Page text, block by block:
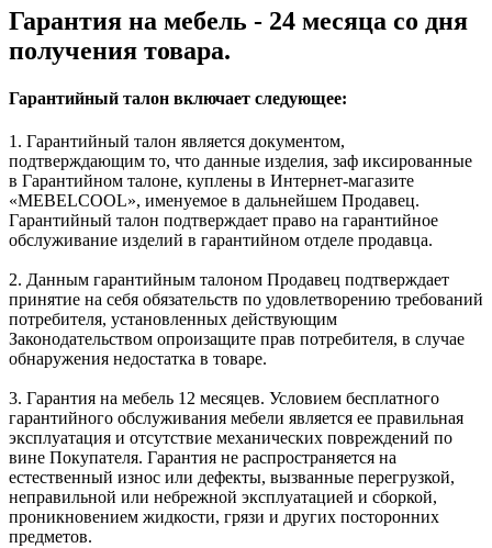
Гарантия на мебель - 24 месяца со дня
получения товара.
Гарантийный талон включает следующее:
1. Гарантийный талон является документом,
подтверждающим то, что данные изделия, заф иксированные
в Гарантийном талоне, куплены в Интернет-магазите
«MEBELCOOL», именуемое в дальнейшем Продавец.
Гарантийный талон подтверждает право на гарантийное
обслуживание изделий в гарантийном отделе продавца.
2. Данным гарантийным талоном Продавец подтверждает
принятие на себя обязательств по удовлетворению требований
потребителя, установленных действующим
Законодательством опроизащите прав потребителя, в случае
обнаружения недостатка в товаре.
3. Гарантия на мебель 12 месяцев. Условием бесплатного
гарантийного обслуживания мебели является ее правильная
эксплуатация и отсутствие механических повреждений по
вине Покупателя. Гарантия не распространяется на
естественный износ или дефекты, вызванные перегрузкой,
неправильной или небрежной эксплуатацией и сборкой,
проникновением жидкости, грязи и других посторонних
предметов.